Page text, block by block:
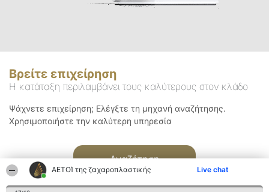
ΑΕΤΟΊ της ζαχαροπλαστικής Live chat
Βρείτε επιχείρηση
Η κατάταξη περιλαμβάνει τους καλύτερους στον κλάδο
Ψάχνετε επιχείρηση; Ελέγξτε τη μηχανή αναζήτησης.
Χρησιμοποιήστε την καλύτερη υπηρεσία
Αναζήτηση